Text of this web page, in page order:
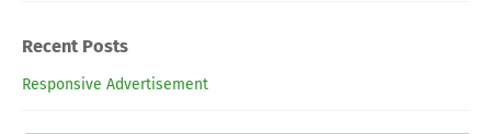
Recent Posts
Responsive Advertisement